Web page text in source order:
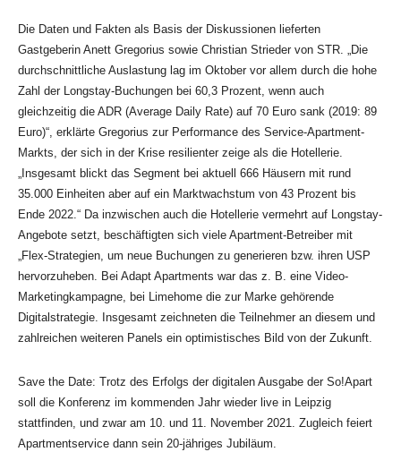
Die Daten und Fakten als Basis der Diskussionen lieferten
Gastgeberin Anett Gregorius sowie Christian Strieder von STR. „Die
durchschnittliche Auslastung lag im Oktober vor allem durch die hohe
Zahl der Longstay-Buchungen bei 60,3 Prozent, wenn auch
gleichzeitig die ADR (Average Daily Rate) auf 70 Euro sank (2019: 89
Euro)“, erklärte Gregorius zur Performance des Service-Apartment-
Markts, der sich in der Krise resilienter zeige als die Hotellerie.
„Insgesamt blickt das Segment bei aktuell 666 Häusern mit rund
35.000 Einheiten aber auf ein Marktwachstum von 43 Prozent bis
Ende 2022.“ Da inzwischen auch die Hotellerie vermehrt auf Longstay-
Angebote setzt, beschäftigten sich viele Apartment-Betreiber mit
„Flex-Strategien, um neue Buchungen zu generieren bzw. ihren USP
hervorzuheben. Bei Adapt Apartments war das z. B. eine Video-
Marketingkampagne, bei Limehome die zur Marke gehörende
Digitalstrategie. Insgesamt zeichneten die Teilnehmer an diesem und
zahlreichen weiteren Panels ein optimistisches Bild von der Zukunft.
Save the Date: Trotz des Erfolgs der digitalen Ausgabe der So!Apart
soll die Konferenz im kommenden Jahr wieder live in Leipzig
stattfinden, und zwar am 10. und 11. November 2021. Zugleich feiert
Apartmentservice dann sein 20-jähriges Jubiläum.